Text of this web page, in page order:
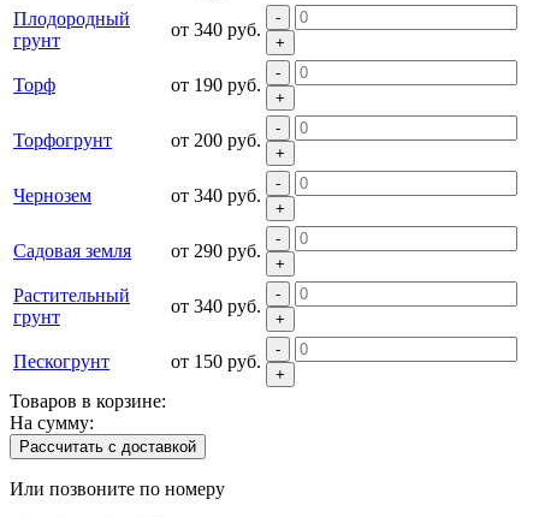
Плодородный
грунт
от 340 руб.
-
+
Торф от 190 руб.
-
+
Торфогрунт от 200 руб.
-
+
Чернозем от 340 руб.
-
+
Садовая земля от 290 руб.
-
+
Растительный
грунт
от 340 руб.
-
+
Пескогрунт от 150 руб.
-
+
Товаров в корзине:
На сумму:
Рассчитать с доставкой
Или позвоните по номеру